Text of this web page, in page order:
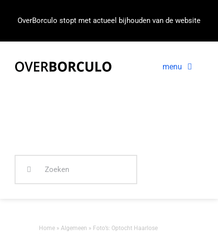
OverBorculo stopt met actueel bijhouden van de website
menu
Home »Algemeen » Foto’s: Optocht Haarlose